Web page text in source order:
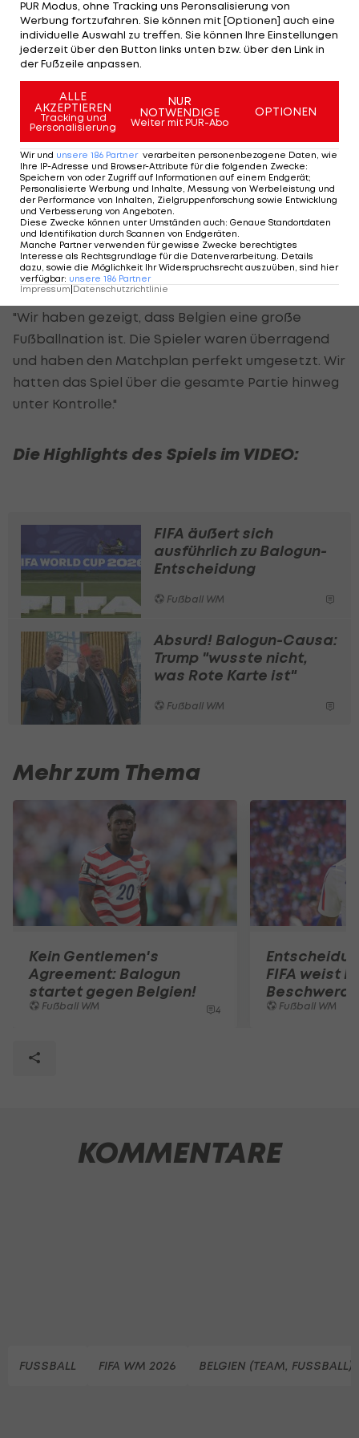
kaum wiederzuerkennen.
Ein Riesenpatzer von Torhüter Freese steht
sinnbildlich für den Auftritt der Amerikaner.
Dabei trat der oft diskutierte Balogun kaum in
Erscheinung und hat lediglich in der Schlussphase
eine Chance zum Anschlusstreffer.
Garcia lobt seine Mannschaft
Der belgische Trainer Garcia lobt auf der
Gegenseite den engagierten Auftritt seiner
Mannschaft:
"Wir haben gezeigt, dass Belgien eine große
Fußballnation ist. Die Spieler waren überragend
und haben den Matchplan perfekt umgesetzt. Wir
hatten das Spiel über die gesamte Partie hinweg
unter Kontrolle."
Die Highlights des Spiels im VIDEO:
FIFA äußert sich
ausführlich zu Balogun-
Entscheidung
Fußball WM
Absurd! Balogun-Causa:
Trump "wusste nicht,
was Rote Karte ist"
Fußball WM
Mehr zum Thema
Kein Gentlemen's
Agreement: Balogun
startet gegen Belgien!
Fußball WM 4
FIFA weist
Fußball WM
KOMMENTARE
FUSSBALL FIFA WM 2026 BELGIEN (TEAM, FUSSBALL)
PUR Modus, ohne Tracking uns Peronsalisierung von
Werbung fortzufahren. Sie können mit [Optionen] auch eine
individuelle Auswahl zu treffen. Sie können Ihre Einstellungen
jederzeit über den Button links unten bzw. über den Link in
der Fußzeile anpassen.
ALLE
AKZEPTIEREN
Tracking und
Personalisierung
NUR
NOTWENDIGE
Weiter mit PUR-Abo
OPTIONEN
Wir und unsere 186 Partner verarbeiten personenbezogene Daten, wie
Ihre IP-Adresse und Browser-Attribute für die folgenden Zwecke:
Speichern von oder Zugriff auf Informationen auf einem Endgerät;
Personalisierte Werbung und Inhalte, Messung von Werbeleistung und
der Performance von Inhalten, Zielgruppenforschung sowie Entwicklung
und Verbesserung von Angeboten
Diese Zwecke können unter Umständen auch: Genaue Standortdaten
und Identifikation durch Scannen von Endgeräten
Manche Partner verwenden für gewisse Zwecke berechtigtes
Interesse als Rechtsgrundlage für die Datenverarbeitung. Details
dazu, sowie die Möglichkeit Ihr Widerspruchsrecht auszuüben, sind hier
verfügbar: unsere 186 Partner
Impressum|Datenschutzrichtlinie